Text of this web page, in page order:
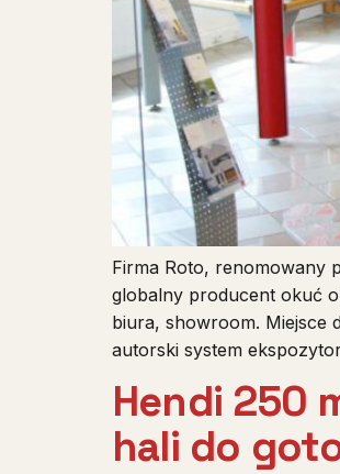
Firma Roto, renomowany
globalny producent okuć
biura, showroom. Miejsce
autorski system
Hendi 250
hali do